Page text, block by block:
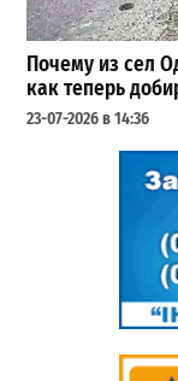
Почему из сел
как теперь
23-07-2026 в 14:36